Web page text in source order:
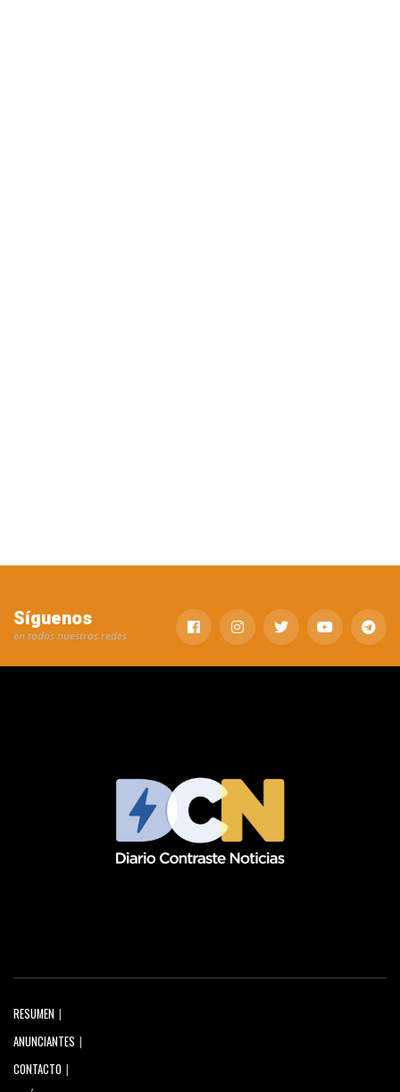
Síguenos
en todas nuestras redes
RESUMEN
ANUNCIANTES
CONTACTO